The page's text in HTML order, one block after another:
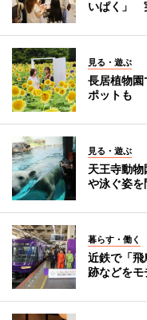
いぱく」
見る・遊ぶ
長居植物
ポットも
見る・遊ぶ
天王寺動
や泳ぐ姿を
暮らす・働く
近鉄で「
跡などをモ